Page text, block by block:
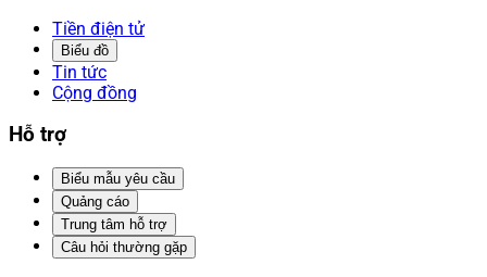
Tiền điện tử
Biểu đồ
Tin tức
Cộng đồng
Hỗ trợ
Biểu mẫu yêu cầu
Quảng cáo
Trung tâm hỗ trợ
Câu hỏi thường gặp